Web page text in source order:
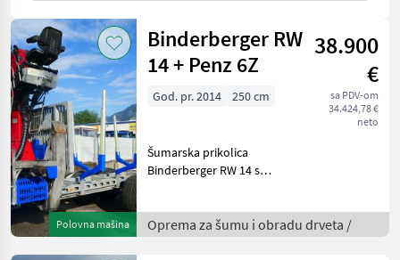
Polovna mašina
Binderberger RW
14 + Penz 6Z
38.900
€
sa PDV-om
34.424,78 €
neto
God. pr. 2014 250 cm
Šumarska prikolica
Binderberger RW 14 s
sjedalom, joystickom i
nožnim komandama,
Oprema za šumu i obradu drveta /